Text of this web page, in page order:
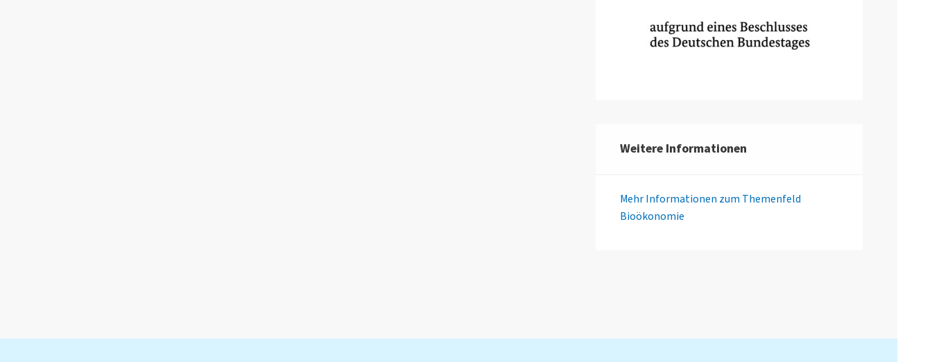
Weitere Informationen
Mehr Informationen zum Themenfeld
Bioökonomie